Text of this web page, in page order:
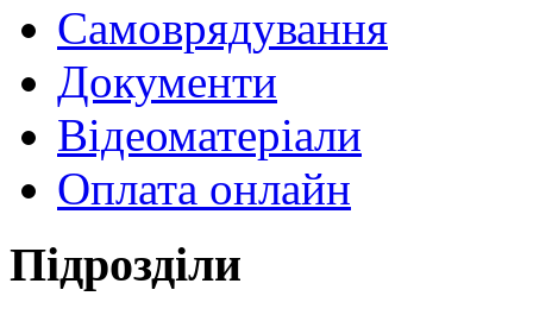
Самоврядування
Документи
Відеоматеріали
Оплата онлайн
Підрозділи